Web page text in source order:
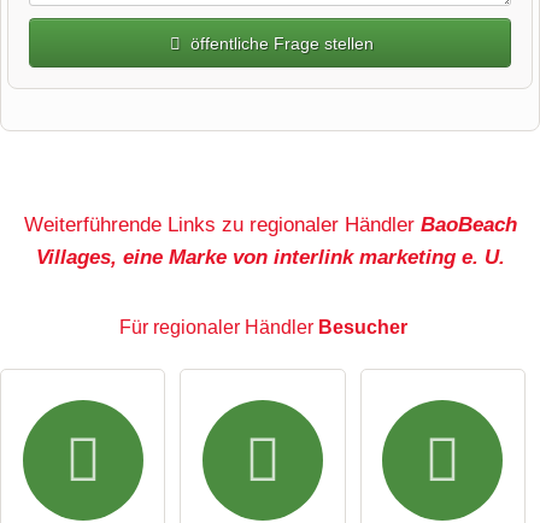
öffentliche Frage stellen
Hiermit akzeptiere ich die .
Die Datenschutzerklärunghabe ich zur Kenntnis genommen.
Weiterführende Links zu regionaler Händler BaoBeach
Villages, eine Marke von interlink marketing e. U.
Für regionaler Händler Besucher